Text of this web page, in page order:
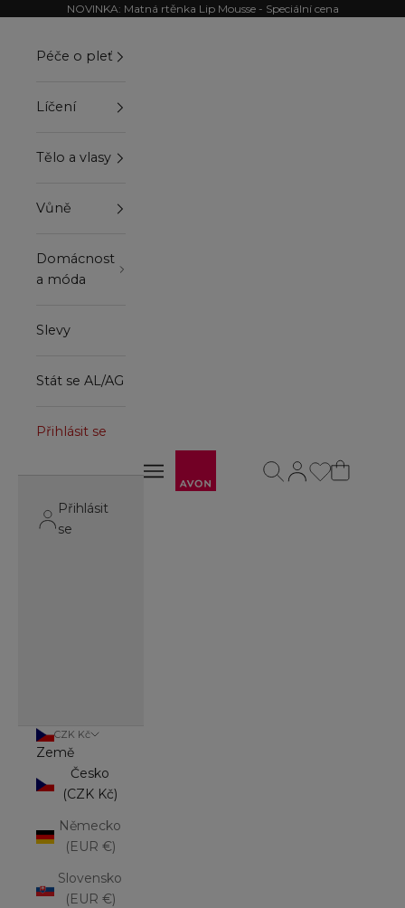
Přejít na obsahNOVINKA: Matná rtěnka Lip Mousse - Speciální cena
Otevřít navigační menu
Otevřít navigační menu
Otevřít stránku
Otevřít vyhledávání
Péče o pleť
Líčení
Tělo a vlasy
Vůně
Domácnost
a móda
Slevy
Stát se AL/AG
Přihlásit se
Přihlásit
se
CZK Kč
Země
Česko
(CZK Kč)
Německo
(EUR €)
Slovensko
(EUR €)